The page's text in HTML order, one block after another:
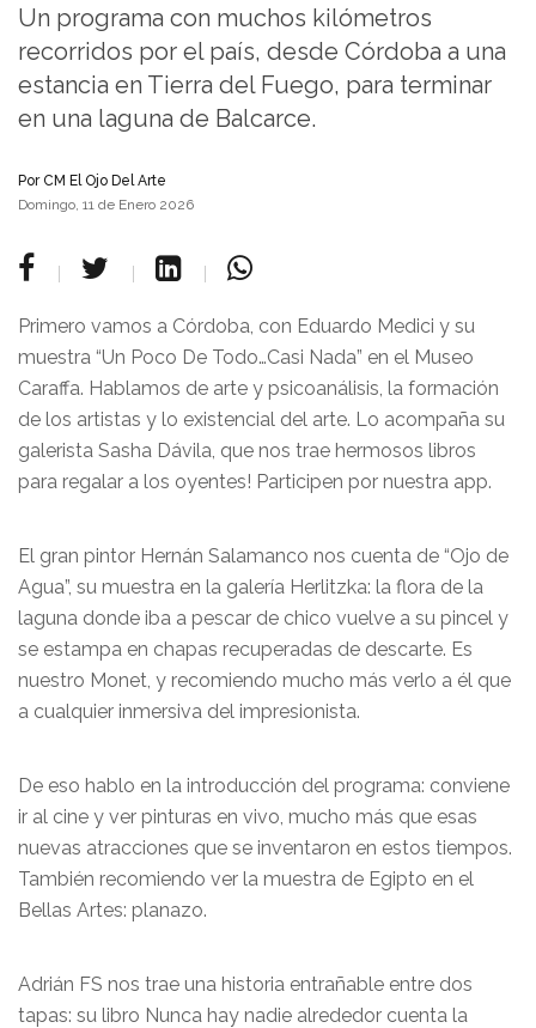
Un programa con muchos kilómetros
recorridos por el país, desde Córdoba a una
estancia en Tierra del Fuego, para terminar
en una laguna de Balcarce.
PorCM El Ojo Del Arte
Domingo, 11 de Enero 2026
Primero vamos a Córdoba, con Eduardo Medici y su
muestra “Un Poco De Todo…Casi Nada” en el Museo
Caraffa. Hablamos de arte y psicoanálisis, la formación
de los artistas y lo existencial del arte. Lo acompaña su
galerista Sasha Dávila, que nos trae hermosos libros
para regalar a los oyentes! Participen por nuestra app.
El gran pintor Hernán Salamanco nos cuenta de “Ojo de
Agua”, su muestra en la galería Herlitzka: la flora de la
laguna donde iba a pescar de chico vuelve a su pincel y
se estampa en chapas recuperadas de descarte. Es
nuestro Monet, y recomiendo mucho más verlo a él que
a cualquier inmersiva del impresionista.
De eso hablo en la introducción del programa: conviene
ir al cine y ver pinturas en vivo, mucho más que esas
nuevas atracciones que se inventaron en estos tiempos.
También recomiendo ver la muestra de Egipto en el
Bellas Artes: planazo.
Adrián FS nos trae una historia entrañable entre dos
tapas: su libro Nunca hay nadie alrededor cuenta la